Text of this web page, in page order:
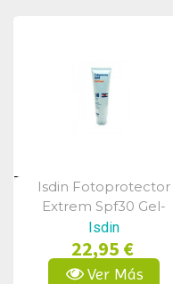
Vista Rápida
Isdin Fotoprotector
Extrem Spf30 Gel-
Crema 200ml
Isdin
22,95 €
Ver Más